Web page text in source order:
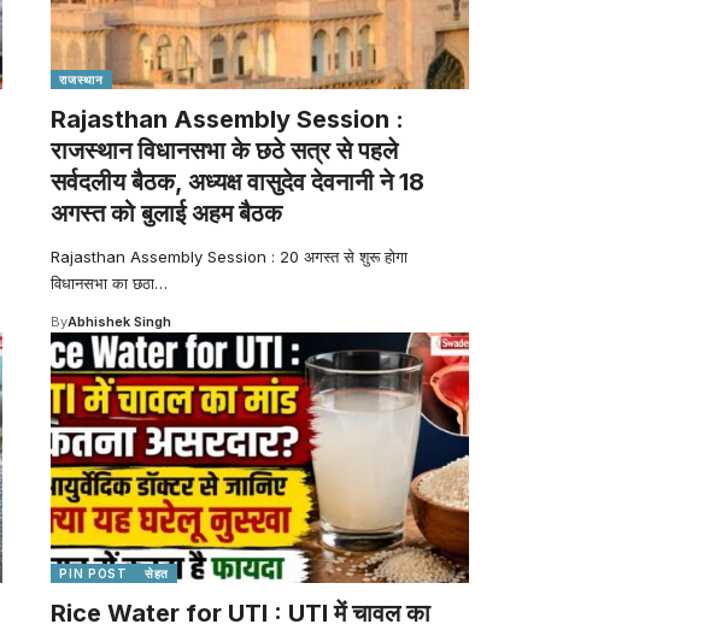
राजस्थान
Rajasthan Assembly Session :
राजस्थान विधानसभा के छठे सत्र से पहले
सर्वदलीय बैठक, अध्यक्ष वासुदेव देवनानी ने 18
अगस्त को बुलाई अहम बैठक
Rajasthan Assembly Session : 20 अगस्त से शुरू होगा
विधानसभा का छठा…
ByAbhishek Singh
PIN POST सेहत
Rice Water for UTI : UTI में चावल का